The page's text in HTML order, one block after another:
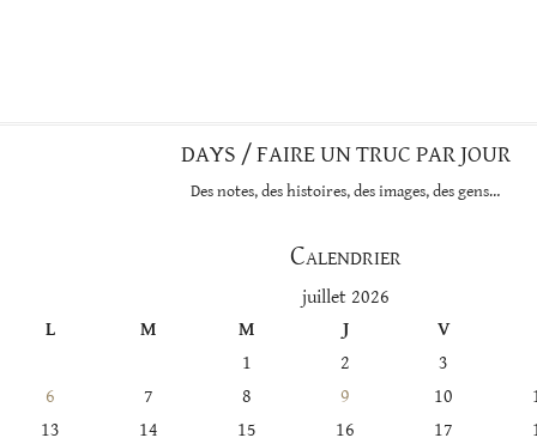
DAYS / FAIRE UN TRUC PAR JOUR
Des notes, des histoires, des images, des gens…
Calendrier
juillet 2026
L
M M J
V
1
2
3
6
7 8 9 10
13
14 15 16 17